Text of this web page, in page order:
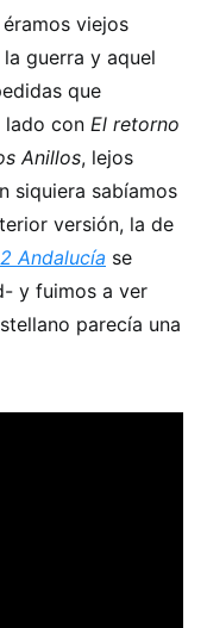
viejos
guerra y aquel
que
lado con El retorno
Anillos, lejos
siquiera sabíamos
versión, la de
Andalucía se
y fuimos a ver
parecía una